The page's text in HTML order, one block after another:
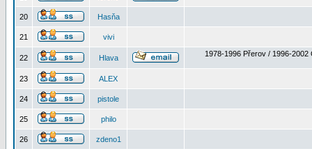
20 Hasňa
21 vivi
22 Hlava 1978-1996 Přerov / 1996-2002
23 ALEX
24 pistole
25 philo
26 zdeno1